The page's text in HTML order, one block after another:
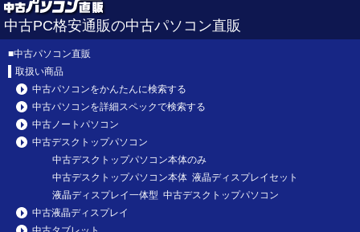
中古PC格安通販の中古パソコン直販
■中古パソコン直販
取扱い商品
中古パソコンをかんたんに検索する
中古パソコンを詳細スペックで検索する
中古ノートパソコン
中古デスクトップパソコン
中古デスクトップパソコン本体のみ
中古デスクトップパソコン本体 液晶ディスプレイセット
液晶ディスプレイ一体型 中古デスクトップパソコン
中古液晶ディスプレイ